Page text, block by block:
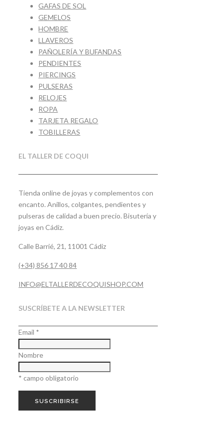
GAFAS DE SOL
GEMELOS
HOMBRE
LLAVEROS
PAÑOLERÍA Y BUFANDAS
PENDIENTES
PIERCINGS
PULSERAS
RELOJES
ROPA
TARJETA REGALO
TOBILLERAS
EL TALLER DE COQUI
Tienda online de joyas y complementos con
encanto. Anillos, colgantes, pendientes y
pulseras de calidad a buen precio. Bisutería y
joyas en Cádiz.
Calle Barrié, 21, 11001 Cádiz
(+34) 856 17 40 84
INFO@ELTALLERDECOQUISHOP.COM
SUSCRÍBETE A LA NEWSLETTER
Email *
Nombre
* campo obligatorio